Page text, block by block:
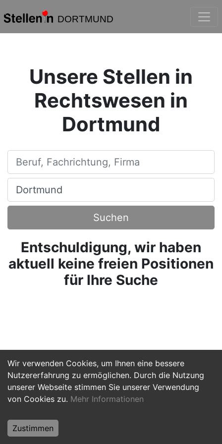
DORTMUND
Wir verwenden Cookies, um Ihnen eine bessere
Nutzererfahrung zu ermöglichen. Durch die Nutzung
unserer Webseite stimmen Sie unserer Verwendung
von Cookies zu. Mehr Informationen
Zustimmen
Unsere Stellen in
Rechtswesen in
Dortmund
Beruf, Fachrichtung, Firma
Ort, Stadt
Suchen
Entschuldigung, wir haben
aktuell keine freien Positionen
für Ihre Suche